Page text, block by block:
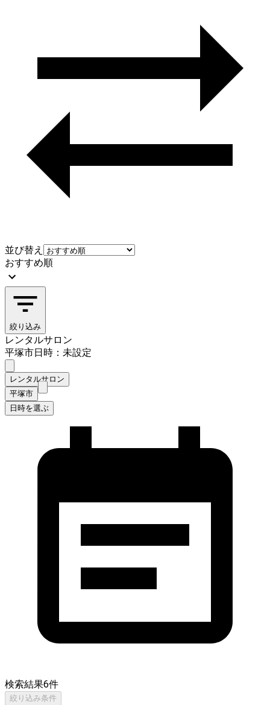
並び替え
おすすめ順
絞り込み
レンタルサロン
平塚市日時：未設定
レンタルサロン
平塚市
日時を選ぶ
検索結果6件
絞り込み条件